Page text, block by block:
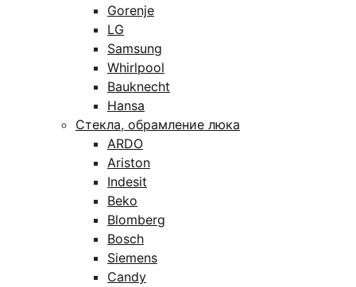
Gorenje
LG
Samsung
Whirlpool
Bauknecht
Hansa
Стекла, обрамление люка
ARDO
Ariston
Indesit
Beko
Blomberg
Bosch
Siemens
Candy